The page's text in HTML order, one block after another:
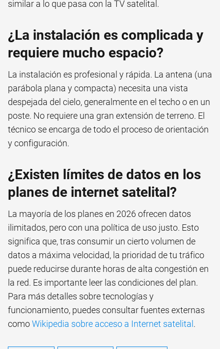
similar a lo que pasa con la TV satelital.
¿La instalación es complicada y
requiere mucho espacio?
La instalación es profesional y rápida. La antena (una
parábola plana y compacta) necesita una vista
despejada del cielo, generalmente en el techo o en un
poste. No requiere una gran extensión de terreno. El
técnico se encarga de todo el proceso de orientación
y configuración.
¿Existen límites de datos en los
planes de internet satelital?
La mayoría de los planes en 2026 ofrecen datos
ilimitados, pero con una política de uso justo. Esto
significa que, tras consumir un cierto volumen de
datos a máxima velocidad, la prioridad de tu tráfico
puede reducirse durante horas de alta congestión en
la red. Es importante leer las condiciones del plan.
Para más detalles sobre tecnologías y
funcionamiento, puedes consultar fuentes externas
comoWikipedia sobre acceso a Internet satelital.